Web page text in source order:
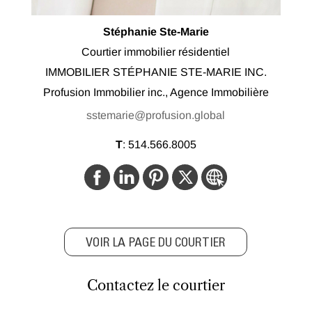
Stéphanie Ste-Marie
Courtier immobilier résidentiel
IMMOBILIER STÉPHANIE STE-MARIE INC.
Profusion Immobilier inc., Agence Immobilière
sstemarie@profusion.global
T: 514.566.8005
VOIR LA PAGE DU COURTIER
Contactez le courtier